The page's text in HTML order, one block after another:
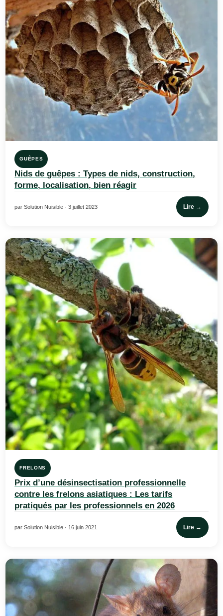
GUÊPES
Nids de guêpes : Types de nids, construction,
forme, localisation, bien réagir
par Solution Nuisible · 3 juillet 2023 Lire →
FRELONS
Prix d’une désinsectisation professionnelle
contre les frelons asiatiques : Les tarifs
pratiqués par les professionnels en 2026
par Solution Nuisible · 16 juin 2021 Lire →